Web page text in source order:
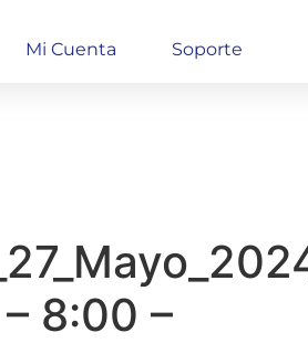
Mi Cuenta Soporte
8:00 –